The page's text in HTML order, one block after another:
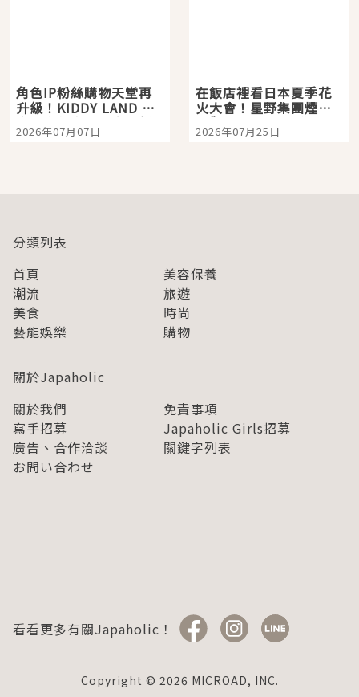
角色IP粉絲購物天堂再
升級！KIDDY LAND 原
宿店吉伊卡哇迎客，新
開幕 OMOKADO 店3分
2026年07月07日
在飯店裡看日本夏季花
火大會！星野集團煙火
景觀飯店6選，讓你不用
人擠人悠閒欣賞
2026年07月25日
分類列表
首頁
美容保養
潮流
旅遊
美食
時尚
藝能娛樂
購物
關於Japaholic
關於我們
免責事項
寫手招募
Japaholic Girls招募
廣告、合作洽談
關鍵字列表
お問い合わせ
看看更多有關Japaholic！
Copyright © 2026 MICROAD, INC.